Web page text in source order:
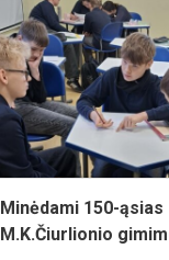
Minėdami 150-ąsias
M.K.Čiurlionio